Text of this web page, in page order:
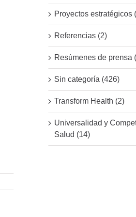
Proyectos estratégicos
Referencias (2)
Resúmenes de prensa
Sin categoría (426)
Transform Health (2)
Universalidad y
Salud (14)